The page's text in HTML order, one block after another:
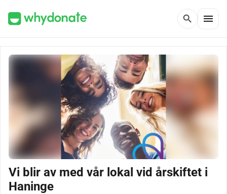
search menu
Vi blir av med vår lokal vid årskiftet i
Haninge